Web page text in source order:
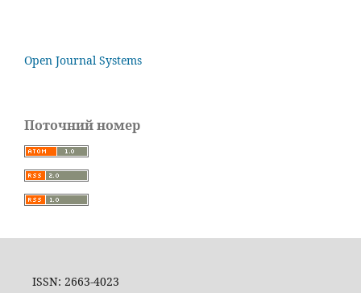
Open Journal Systems
Поточний номер
ISSN: 2663-4023